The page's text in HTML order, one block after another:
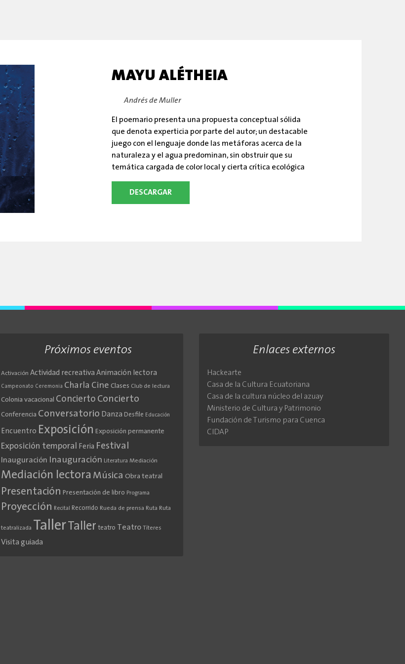
MAYU ALÉTHEIA
By:Andrés de Muller
El poemario presenta una propuesta conceptual sólida
que denota experticia por parte del autor; un destacable
juego con el lenguaje donde las metáforas acerca de la
naturaleza y el agua predominan, sin obstruir que su
temática cargada de color local y cierta crítica ecológica
DESCARGAR
Próximos eventos
Activación Actividad recreativa Animación lectora
Campeonato Ceremonia Charla Cine Clases Club de lectura
Colonia vacacional Concierto Concierto
Conferencia Conversatorio Danza Desfile Educación
Encuentro Exposición Exposición permanente
Exposición temporal Feria Festival
Inauguración Inauguración Literatura Mediación
Mediación lectora Música Obra teatral
Presentación Presentación de libro Programa
Proyección Recital Recorrido Rueda de prensa Ruta Ruta
teatralizada TallerTaller teatro Teatro Títeres
Visita guiada
Enlaces externos
Hackearte
Casa de la Cultura Ecuatoriana
Casa de la cultura núcleo del azuay
Ministerio de Cultura y Patrimonio
Fundación de Turismo para Cuenca
CIDAP